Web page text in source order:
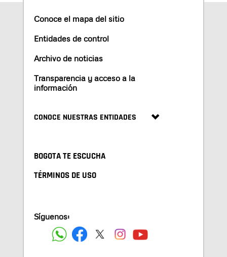
Conoce el mapa del sitio
Entidades de control
Archivo de noticias
Transparencia y acceso a la
información
CONOCE NUESTRAS ENTIDADES
BOGOTA TE ESCUCHA
TÉRMINOS DE USO
Síguenos: